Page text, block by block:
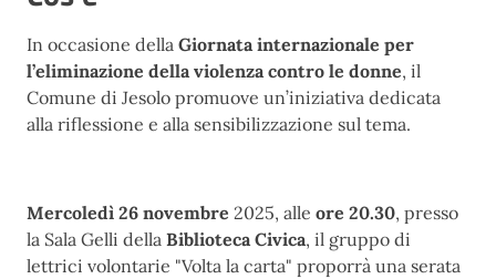
In occasione della Giornata internazionale per
l’eliminazione della violenza contro le donne, il
Comune di Jesolo promuove un’iniziativa dedicata
alla riflessione e alla sensibilizzazione sul tema.
Mercoledì 26 novembre 2025, alle ore 20.30, presso
la Sala Gelli della Biblioteca Civica, il gruppo di
lettrici volontarie "Volta la carta" proporrà una serata